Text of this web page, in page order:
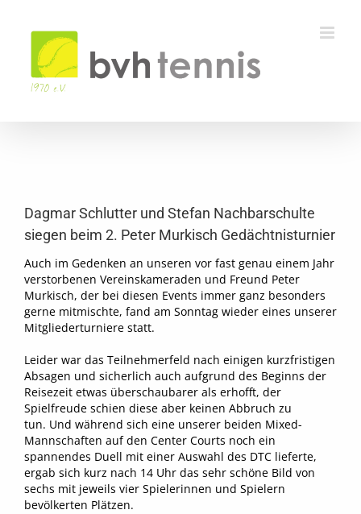
springen
Bild
Dagmar Schlutter und Stefan Nachbarschulte
siegen beim 2. Peter Murkisch Gedächtnisturnier
Auch im Gedenken an unseren vor fast genau einem Jahr
verstorbenen Vereinskameraden und Freund Peter
Murkisch, der bei diesen Events immer ganz besonders
gerne mitmischte, fand am Sonntag wieder eines unserer
Mitgliederturniere statt.
Leider war das Teilnehmerfeld nach einigen kurzfristigen
Absagen und sicherlich auch aufgrund des Beginns der
Reisezeit etwas überschaubarer als erhofft, der
Spielfreude schien diese aber keinen Abbruch zu
tun. Und während sich eine unserer beiden Mixed-
Mannschaften auf den Center Courts noch ein
spannendes Duell mit einer Auswahl des DTC lieferte,
ergab sich kurz nach 14 Uhr das sehr schöne Bild von
sechs mit jeweils vier Spielerinnen und Spielern
bevölkerten Plätzen.